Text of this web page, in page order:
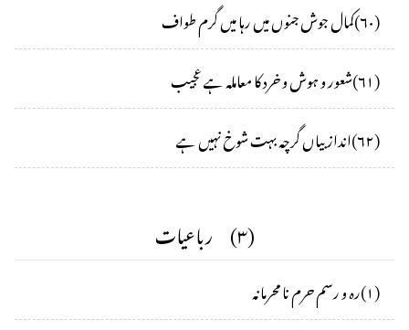
(۶۰)کمال جوش جنوں میں رہا میں گرم طواف
(۶۱)شعور و ہوش و خرد کا معاملہ ہے عجیب
(۶۲)انداز بیاں گرچہ بہت شوخ نہیں ہے
(۳) رباعیات
(۱)رہ و رسم حرم نا محرمانہ